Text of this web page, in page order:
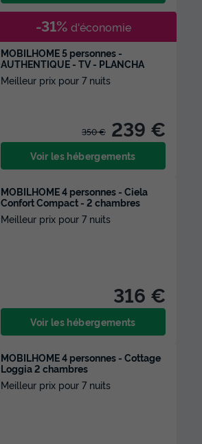
MOBILHOME 5 personnes -
AUTHENTIQUE - TV - PLANCHA
Meilleur prix pour 7 nuits
350 € 239 €
-31% d'économie
Voir les hébergements
MOBILHOME 4 personnes - Ciela
Confort Compact - 2 chambres
Meilleur prix pour 7 nuits
316 €
Voir les hébergements
MOBILHOME 4 personnes - Cottage
Loggia 2 chambres
Meilleur prix pour 7 nuits